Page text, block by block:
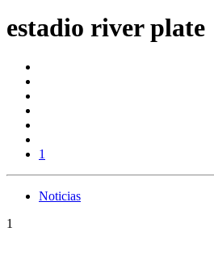
estadio river plate
1
Noticias
1